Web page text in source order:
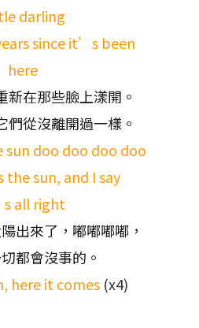
darling
since it’s been
here
新在那些臉上漾開。
們從沒離開過一樣。
sun doo doo doo doo
the sun, and I say
all right
出來了，嘟嘟嘟嘟，
都會沒事的。
here it comes (x4)